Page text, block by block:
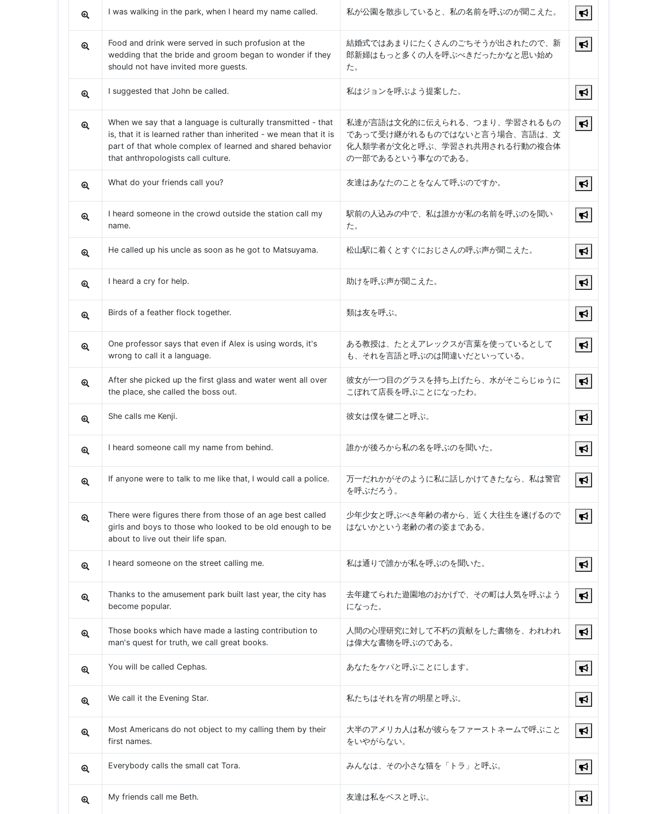
I was walking in the park, when I heard my name called. 私が公園を散歩していると、私の名前を呼ぶのが聞こえた。
Food and drink were served in such profusion at the
wedding that the bride and groom began to wonder if they
should not have invited more guests.
結婚式ではあまりにたくさんのごちそうが出されたので、新
郎新婦はもっと多くの人を呼ぶべきだったかなと思い始め
た。
I suggested that John be called. 私はジョンを呼ぶよう提案した。
When we say that a language is culturally transmitted - that
is, that it is learned rather than inherited - we mean that it is
part of that whole complex of learned and shared behavior
that anthropologists call culture.
私達が言語は文化的に伝えられる、つまり、学習されるもの
であって受け継がれるものではないと言う場合、言語は、文
化人類学者が文化と呼ぶ、学習され共用される行動の複合体
の一部であるという事なのである。
What do your friends call you? 友達はあなたのことをなんて呼ぶのですか。
I heard someone in the crowd outside the station call my
name.
駅前の人込みの中で、私は誰かが私の名前を呼ぶのを聞い
た。
He called up his uncle as soon as he got to Matsuyama. 松山駅に着くとすぐにおじさんの呼ぶ声が聞こえた。
I heard a cry for help. 助けを呼ぶ声が聞こえた。
Birds of a feather flock together. 類は友を呼ぶ。
One professor says that even if Alex is using words, it's
wrong to call it a language.
ある教授は、たとえアレックスが言葉を使っているとして
も、それを言語と呼ぶのは間違いだといっている。
After she picked up the first glass and water went all over
the place, she called the boss out.
彼女が一つ目のグラスを持ち上げたら、水がそこらじゅうに
こぼれて店長を呼ぶことになったわ。
She calls me Kenji. 彼女は僕を健二と呼ぶ。
I heard someone call my name from behind. 誰かが後ろから私の名を呼ぶのを聞いた。
If anyone were to talk to me like that, I would call a police.
万一だれかがそのように私に話しかけてきたなら、私は警官
を呼ぶだろう。
There were figures there from those of an age best called
girls and boys to those who looked to be old enough to be
about to live out their life span.
少年少女と呼ぶべき年齢の者から、近く大往生を遂げるので
はないかという老齢の者の姿まである。
I heard someone on the street calling me. 私は通りで誰かが私を呼ぶのを聞いた。
Thanks to the amusement park built last year, the city has
become popular.
去年建てられた遊園地のおかげで、その町は人気を呼ぶよう
になった。
Those books which have made a lasting contribution to
man's quest for truth, we call great books.
人間の心理研究に対して不朽の貢献をした書物を、われわれ
は偉大な書物を呼ぶのである。
You will be called Cephas. あなたをケパと呼ぶことにします。
We call it the Evening Star. 私たちはそれを宵の明星と呼ぶ。
Most Americans do not object to my calling them by their
first names.
大半のアメリカ人は私が彼らをファーストネームで呼ぶこと
をいやがらない。
Everybody calls the small cat Tora. みんなは、その小さな猫を「トラ」と呼ぶ。
My friends call me Beth. 友達は私をベスと呼ぶ。